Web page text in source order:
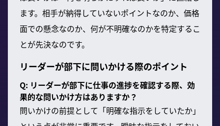
ます。相手が納得していないポイントなのか、価格
面での懸念なのか、何が不明確なのかを特定するこ
とが先決なのです。
リーダーが部下に問いかける際のポイント
Q: リーダーが部下に仕事の進捗を確認する際、効
果的な問いかけ方はありますか？
問いかけの前提として「明確な指示をしていたか」